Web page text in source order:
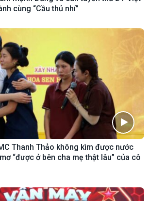
cùng “Cầu thủ nhí”
Thanh Thảo không kìm được nước
“được ở bên cha mẹ thật lâu” của cô